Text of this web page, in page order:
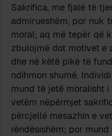
Sakrifica, me fjalë të
admirueshëm, por nuk
moral; aq më tepër që
zbulojmë dot motivet e
dhe në këtë pikë të
ndihmon shumë.
mund të jetë moralisht
vetëm nëpërmjet
përcjellë mesazhin e
rëndësishëm; por